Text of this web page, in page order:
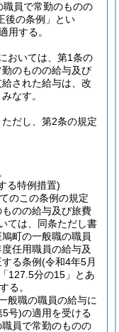
員で常勤のものの
後の条例」とい
用する。
おいては、第1条の
のものの給与及び
された給与は、改
なす。
ただし、第2条の規定
る特例措置)
のこの条例の規定
のの給与及び旅費
ては、同条ただし書
町の一般職の職員
任用職員の給与及
る条例(令和4年5月
127.5分の15」とあ
る。
般職の職員の給与に
5号)の適用を受ける
員で常勤のものの